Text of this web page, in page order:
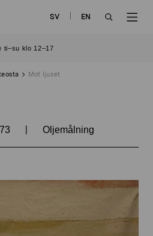
SV
EN
ti–su klo 12–17
Mot ljuset
| Oljemålning